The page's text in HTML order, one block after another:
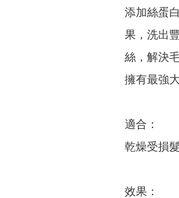
添加絲蛋
果，洗出
絲，解決
擁有最強
適合：
乾燥受損髮
效果：